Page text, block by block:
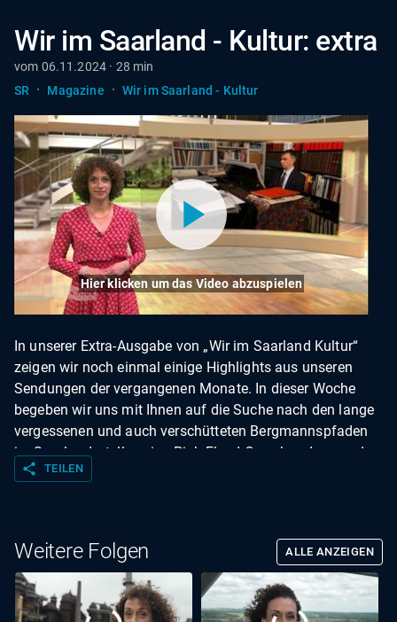
Wir im Saarland - Kultur: extra
vom 06.11.2024 · 28 min
SR
· Magazine · Wir im Saarland - Kultur
Hier klicken um das Video abzuspielen
In unserer Extra-Ausgabe von „Wir im Saarland Kultur“
zeigen wir noch einmal einige Highlights aus unseren
Sendungen der vergangenen Monate. In dieser Woche
begeben wir uns mit Ihnen auf die Suche nach den lange
vergessenen und auch verschütteten Bergmannspfaden
im Saarland, stellen eine Pink-Floyd-Coverband vor und
besuchen einen musikalischen Pfarrer.
share TEILEN
Weitere Folgen ALLE ANZEIGEN